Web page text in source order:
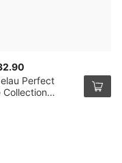
Perfect
Collection